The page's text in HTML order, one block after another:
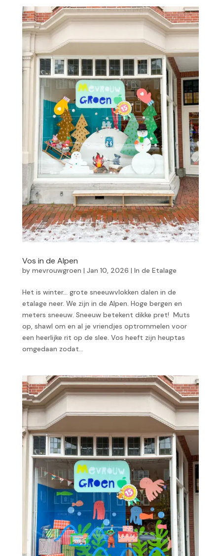
Vos in de Alpen
by mevrouwgroen | Jan 10, 2026 | In de Etalage
Het is winter… grote sneeuwvlokken dalen in de
etalage neer. We zijn in de Alpen. Hoge bergen en
meters sneeuw. Sneeuw betekent dikke pret! Muts
op, shawl om en al je vriendjes optrommelen voor
een heerlijke rit op de slee. Vos heeft zijn heuptas
omgedaan zodat...